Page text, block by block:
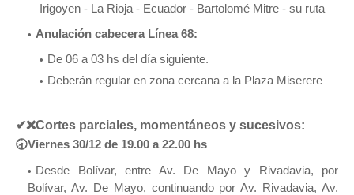
Irigoyen - La Rioja - Ecuador - Bartolomé Mitre - su ruta
Anulación cabecera Línea 68:
De 06 a 03 hs del día siguiente.
Deberán regular en zona cercana a la Plaza Miserere
✔❌Cortes parciales, momentáneos y sucesivos:
🕣Viernes 30/12 de 19.00 a 22.00 hs
Desde Bolívar, entre Av. De Mayo y Rivadavia, por
Bolívar, Av. De Mayo, continuando por Av. Rivadavia, Av.